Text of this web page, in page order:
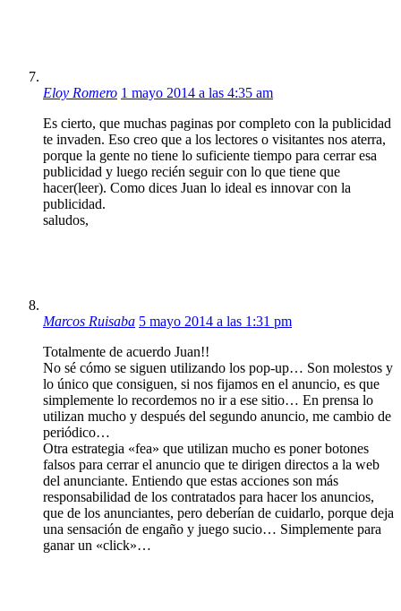
Eloy Romero 1 mayo 2014 a las 4:35 am
Es cierto, que muchas paginas por completo con la publicidad
te invaden. Eso creo que a los lectores o visitantes nos aterra,
porque la gente no tiene lo suficiente tiempo para cerrar esa
publicidad y luego recién seguir con lo que tiene que
hacer(leer). Como dices Juan lo ideal es innovar con la
publicidad.
saludos,
Marcos Ruisaba 5 mayo 2014 a las 1:31 pm
Totalmente de acuerdo Juan!!
No sé cómo se siguen utilizando los pop-up… Son molestos y
lo único que consiguen, si nos fijamos en el anuncio, es que
simplemente lo recordemos no ir a ese sitio… En prensa lo
utilizan mucho y después del segundo anuncio, me cambio de
periódico…
Otra estrategia «fea» que utilizan mucho es poner botones
falsos para cerrar el anuncio que te dirigen directos a la web
del anunciante. Entiendo que estas acciones son más
responsabilidad de los contratados para hacer los anuncios,
que de los anunciantes, pero deberían de cuidarlo, porque deja
una sensación de engaño y juego sucio… Simplemente para
ganar un «click»…